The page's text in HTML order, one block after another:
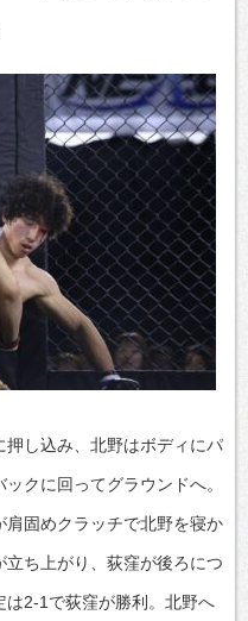
し込み、北野はボディにパ
クに回ってグラウンドへ。
固めクラッチで北野を寝か
ち上がり、荻窪が後ろにつ
は2-1で荻窪が勝利。北野へ